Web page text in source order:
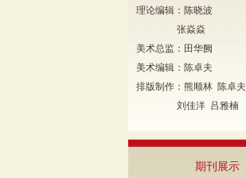
理论编辑：陈晓波
张焱焱
美术总监：田华阙
美术编辑：陈卓夫
排版制作：熊顺林 陈卓夫
刘佳洋 吕雅楠
期刊展示